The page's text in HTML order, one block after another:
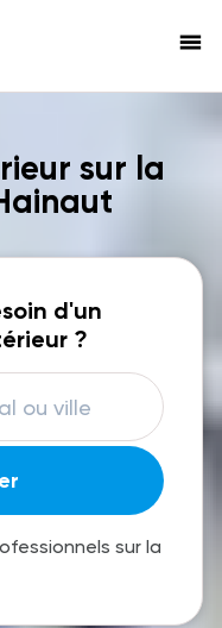
menu
sur la
d'un
?
sur la